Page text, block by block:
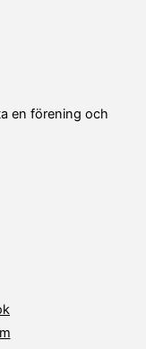
en förening och